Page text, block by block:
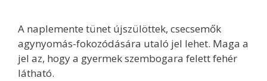
A naplemente tünet újszülöttek, csecsemők
agynyomás-fokozódására utaló jel lehet. Maga a
jel az, hogy a gyermek szembogara felett fehér
látható.